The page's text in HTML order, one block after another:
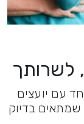
לשרותך
עם יועצים
שמתאים בדיוק